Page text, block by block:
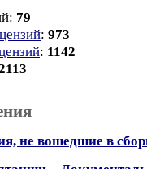
79
: 973
: 1142
не вошедшие в